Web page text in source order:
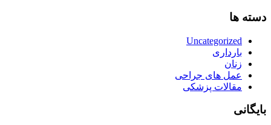
دسته ها
Uncategorized
بارداری
زنان
عمل های جراحی
مقالات پزشکی
بایگانی